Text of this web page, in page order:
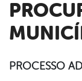
PROCESSO